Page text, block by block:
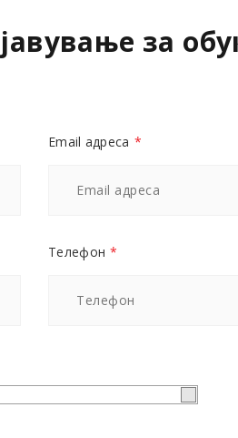
за
Email адреса *
Телефон *